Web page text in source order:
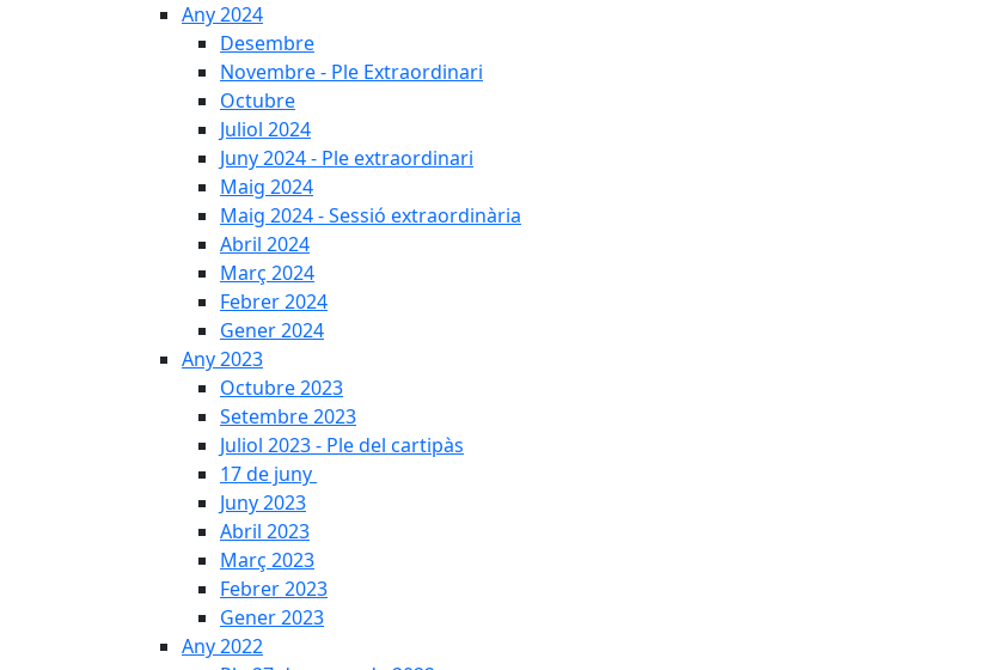
Any 2024
Desembre
Novembre - Ple Extraordinari
Octubre
Juliol 2024
Juny 2024 - Ple extraordinari
Maig 2024
Maig 2024 - Sessió extraordinària
Abril 2024
Març 2024
Febrer 2024
Gener 2024
Any 2023
Octubre 2023
Setembre 2023
Juliol 2023 - Ple del cartipàs
17 de juny
Juny 2023
Abril 2023
Març 2023
Febrer 2023
Gener 2023
Any 2022